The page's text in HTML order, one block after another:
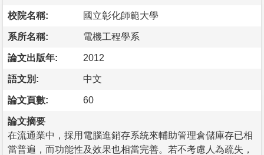
校院名稱: 國立彰化師範大學
系所名稱: 電機工程學系
論文出版年: 2012
語文別: 中文
論文頁數: 60
論文摘要
在流通業中，採用電腦進銷存系統來輔助管理倉儲庫存已相
當普遍，而功能性及效果也相當完善。若不考慮人為疏失，